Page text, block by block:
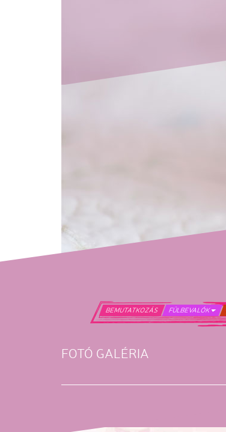
BEMUTATKOZÁS FÜLBEVALÓK
FOTÓ GALÉRIA